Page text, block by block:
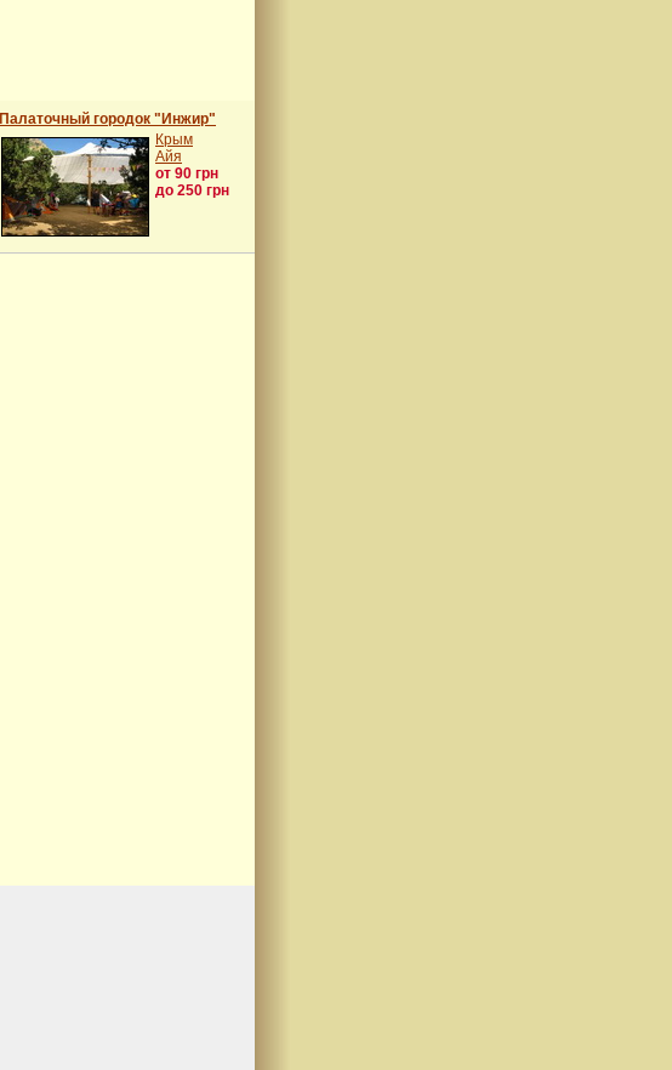
Палаточный городок "Инжир"
Крым
Айя
от 90 грн
до 250 грн